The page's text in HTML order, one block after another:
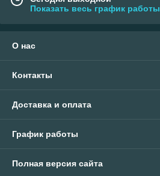
Показать весь график работы
О нас
Контакты
Доставка и оплата
График работы
Полная версия сайта